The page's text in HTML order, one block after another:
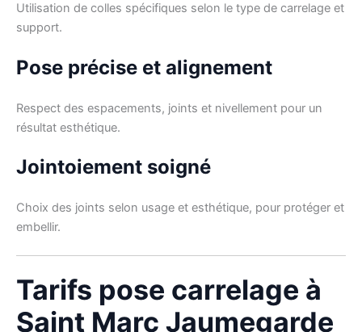
Utilisation de colles spécifiques selon le type de carrelage et
support.
Pose précise et alignement
Respect des espacements, joints et nivellement pour un
résultat esthétique.
Jointoiement soigné
Choix des joints selon usage et esthétique, pour protéger et
embellir.
Tarifs pose carrelage à
Saint Marc Jaumegarde